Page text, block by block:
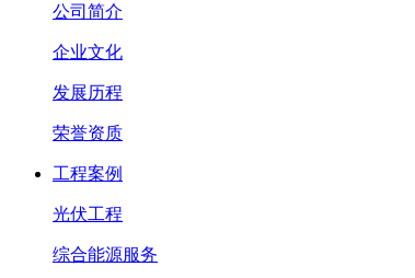
公司简介
企业文化
发展历程
荣誉资质
工程案例
光伏工程
综合能源服务